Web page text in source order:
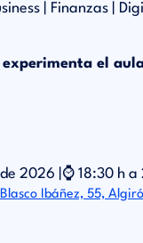
| Finanzas |
el
2026 |⌚ 18:30 h
Ibáñez, 55,